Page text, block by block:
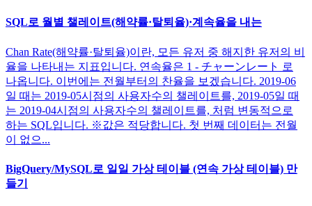
SQL로 월별 챌레이트(해약률·탈퇴율)·계속율을 내는
Chan Rate(해약률·탈퇴율)이란, 모든 유저 중 해지한 유저의 비
율을 나타내는 지표입니다. 연속율은 1 - チャーンレート 로
나옵니다. 이번에는 전월부터의 찬율을 보겠습니다. 2019-06
일 때는 2019-05시점의 사용자수의 챌레이트를, 2019-05일 때
는 2019-04시점의 사용자수의 챌레이트를, 처럼 변동적으로
하는 SQL입니다. ※값은 적당합니다. 첫 번째 데이터는 전월
이 없으...
BigQuery/MySQL로 일일 가상 테이블 (연속 가상 테이블) 만
들기